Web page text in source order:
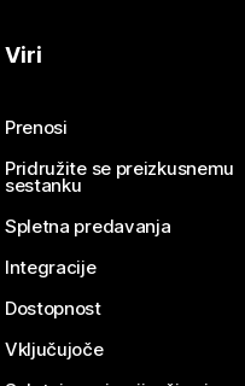
Viri
Prenosi
Pridružite se preizkusnemu
sestanku
Spletna predavanja
Integracije
Dostopnost
Vključujoče